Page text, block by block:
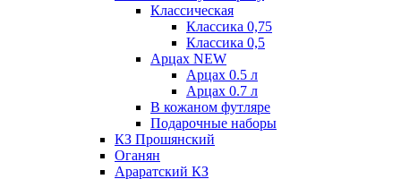
Классическая
Классика 0,75
Классика 0,5
Арцах NEW
Арцах 0.5 л
Арцах 0.7 л
В кожаном футляре
Подарочные наборы
КЗ Прошянский
Оганян
Араратский КЗ